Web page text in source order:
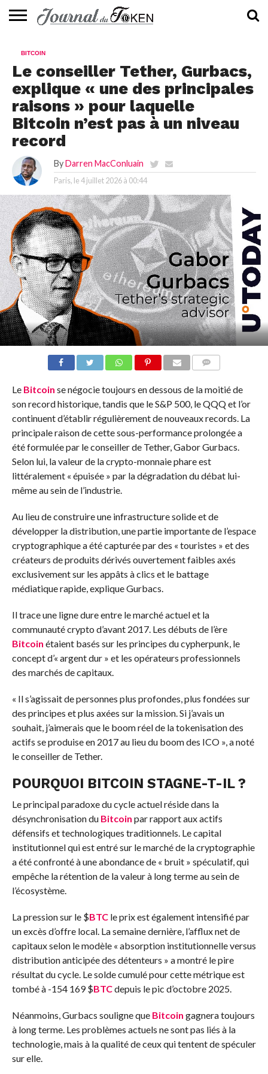
📰
EVALUATION
GUIDE
TENDANCES
À
CONTACTEZ-
BITCOIN
Le conseiller Tether, Gurbacs,
explique « une des principales
raisons » pour laquelle
Bitcoin n’est pas à un niveau
record
By Darren MacConluain
Paris, le4 juillet 2026 à 00:44
Le Bitcoin se négocie toujours en dessous de la moitié de
son record historique, tandis que le S&P 500, le QQQ et l’or
continuent d’établir régulièrement de nouveaux records. La
principale raison de cette sous-performance prolongée a
été formulée par le conseiller de Tether, Gabor Gurbacs.
Selon lui, la valeur de la crypto-monnaie phare est
littéralement « épuisée » par la dégradation du débat lui-
même au sein de l’industrie.
Au lieu de construire une infrastructure solide et de
développer la distribution, une partie importante de l’espace
cryptographique a été capturée par des « touristes » et des
créateurs de produits dérivés ouvertement faibles axés
exclusivement sur les appâts à clics et le battage
médiatique rapide, explique Gurbacs.
Il trace une ligne dure entre le marché actuel et la
communauté crypto d’avant 2017. Les débuts de l’ère
Bitcoin étaient basés sur les principes du cypherpunk, le
concept d’« argent dur » et les opérateurs professionnels
des marchés de capitaux.
« Il s’agissait de personnes plus profondes, plus fondées sur
des principes et plus axées sur la mission. Si j’avais un
souhait, j’aimerais que le boom réel de la tokenisation des
actifs se produise en 2017 au lieu du boom des ICO », a noté
le conseiller de Tether.
POURQUOI BITCOIN STAGNE-T-IL ?
Le principal paradoxe du cycle actuel réside dans la
désynchronisation du Bitcoin par rapport aux actifs
défensifs et technologiques traditionnels. Le capital
institutionnel qui est entré sur le marché de la cryptographie
a été confronté à une abondance de « bruit » spéculatif, qui
empêche la rétention de la valeur à long terme au sein de
l’écosystème.
La pression sur le $BTCle prix est également intensifié par
un excès d’offre local. La semaine dernière, l’afflux net de
capitaux selon le modèle « absorption institutionnelle versus
distribution anticipée des détenteurs » a montré le pire
résultat du cycle. Le solde cumulé pour cette métrique est
tombé à -154 169$BTCdepuis le pic d’octobre 2025.
Néanmoins, Gurbacs souligne que Bitcoin gagnera toujours
à long terme. Les problèmes actuels ne sont pas liés à la
technologie, mais à la qualité de ceux qui tentent de spéculer
sur elle.